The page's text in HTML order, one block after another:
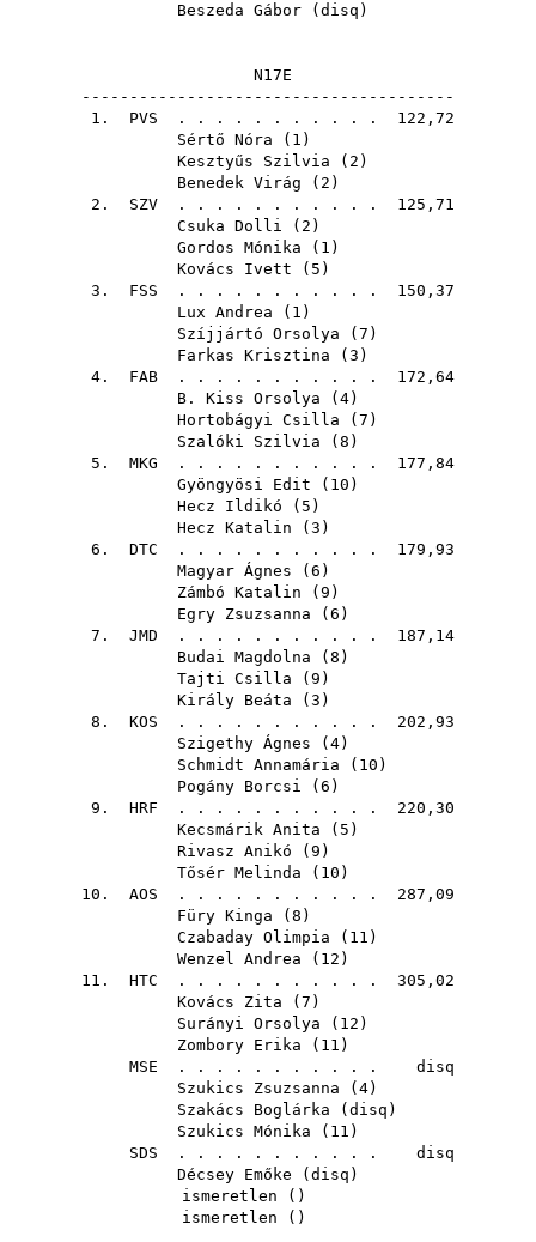
Beszeda Gábor ( disq )
N17E
---------------------------------------
1. PVS . . . . . . . . . . . 122,72
Sértő Nóra ( 1 )
Kesztyűs Szilvia ( 2 )
Benedek Virág ( 2 )
2. SZV . . . . . . . . . . . 125,71
Csuka Dolli ( 2 )
Gordos Mónika ( 1 )
Kovács Ivett ( 5 )
3. FSS . . . . . . . . . . . 150,37
Lux Andrea ( 1 )
Szíjjártó Orsolya ( 7 )
Farkas Krisztina ( 3 )
4. FAB . . . . . . . . . . . 172,64
B. Kiss Orsolya ( 4)
Hortobágyi Csilla ( 7 )
Szalóki Szilvia ( 8 )
5. MKG . . . . . . . . . . . 177,84
Gyöngyösi Edit ( 10 )
Hecz Ildikó ( 5 )
Hecz Katalin ( 3 )
6. DTC . . . . . . . . . . . 179,93
Magyar Ágnes ( 6 )
Zámbó Katalin ( 9 )
Egry Zsuzsanna ( 6 )
7. JMD . . . . . . . . . . . 187,14
Budai Magdolna ( 8 )
Tajti Csilla ( 9 )
Király Beáta ( 3 )
8. KOS . . . . . . . . . . . 202,93
Szigethy Ágnes ( 4)
Schmidt Annamária ( 10 )
Pogány Borcsi ( 6 )
9. HRF . . . . . . . . . . . 220,30
Kecsmárik Anita ( 5 )
Rivasz Anikó ( 9 )
Tősér Melinda ( 10 )
10. AOS . . . . . . . . . . . 287,09
Füry Kinga ( 8 )
Czabaday Olimpia ( 11 )
Wenzel Andrea ( 12 )
11. HTC . . . . . . . . . . . 305,02
Kovács Zita ( 7 )
Surányi Orsolya ( 12 )
Zombory Erika ( 11 )
MSE . . . . . . . . . . . disq
Szukics Zsuzsanna ( 4)
Szakács Boglárka ( disq )
Szukics Mónika ( 11 )
SDS . . . . . . . . . . . disq
Décsey Emőke ( disq )
ismeretlen ()
ismeretlen ()